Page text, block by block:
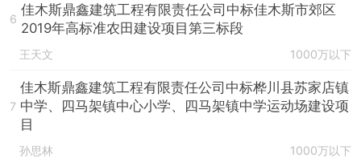
6
佳木斯鼎鑫建筑工程有限责任公司中标佳木斯市郊区
2019年高标准农田建设项目第三标段
王天文 1000万以下
7
佳木斯鼎鑫建筑工程有限责任公司中标桦川县苏家店镇
中学、四马架镇中心小学、四马架镇中学运动场建设项
目
孙思林 1000万以下